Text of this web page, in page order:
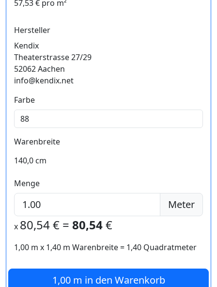
57,53 € pro m²
Hersteller
Kendix
Theaterstrasse 27/29
52062 Aachen
info@kendix.net
Farbe
Warenbreite
140,0 cm
Menge
Meter
x 80,54€ = 80,54€
1,00 m x 1,40 m Warenbreite = 1,40 Quadratmeter
1,00 m in den Warenkorb